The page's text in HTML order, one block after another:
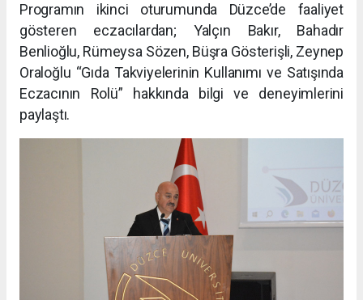
Programın ikinci oturumunda Düzce’de faaliyet
gösteren eczacılardan; Yalçın Bakır, Bahadır
Benlioğlu, Rümeysa Sözen, Büşra Gösterişli, Zeynep
Oraloğlu “Gıda Takviyelerinin Kullanımı ve Satışında
Eczacının Rolü” hakkında bilgi ve deneyimlerini
paylaştı.